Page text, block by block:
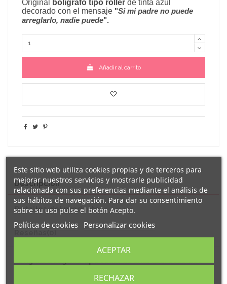
Original bolígrafo tipo roller de tinta azul
decorado con el mensaje "Si mi padre no puede
arreglarlo, nadie puede".
Añadir al carrito
Descripción
Detalles del producto
Reseñas(0)
Este sitio web utiliza cookies propias y de terceros para
mejorar nuestros servicios y mostrarle publicidad
relacionada con sus preferencias mediante el análisis de
sus hábitos de navegación. Para dar su consentimiento
sobre su uso pulse el botón Acepto.
Política de cookies Personalizar cookies
RECHAZAR
ACEPTAR